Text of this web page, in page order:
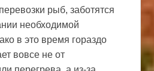
рыб, заботятся
необходимой
в это время гораздо
вовсе не от